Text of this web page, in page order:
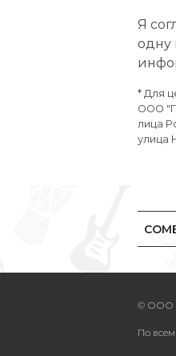
Я
одну
* Для
ООО
лица
улица
© ООО
По